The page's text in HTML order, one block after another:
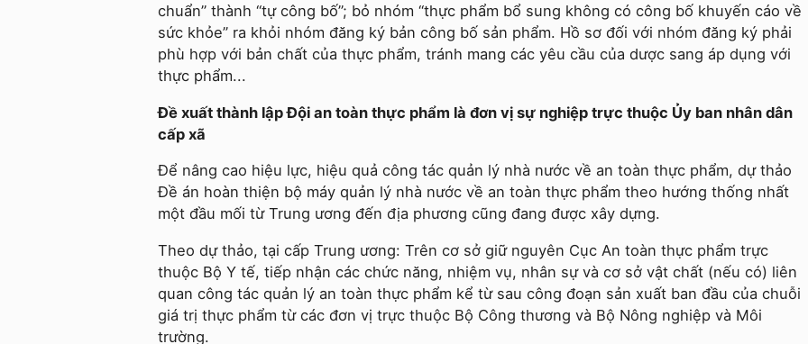
chuẩn” thành “tự công bố”; bỏ nhóm “thực phẩm bổ sung không có công bố khuyến cáo về
sức khỏe” ra khỏi nhóm đăng ký bản công bố sản phẩm. Hồ sơ đối với nhóm đăng ký phải
phù hợp với bản chất của thực phẩm, tránh mang các yêu cầu của dược sang áp dụng với
thực phẩm...
Đề xuất thành lập Đội an toàn thực phẩm là đơn vị sự nghiệp trực thuộc Ủy ban nhân dân
cấp xã
Để nâng cao hiệu lực, hiệu quả công tác quản lý nhà nước về an toàn thực phẩm, dự thảo
Đề án hoàn thiện bộ máy quản lý nhà nước về an toàn thực phẩm theo hướng thống nhất
một đầu mối từ Trung ương đến địa phương cũng đang được xây dựng.
Theo dự thảo, tại cấp Trung ương: Trên cơ sở giữ nguyên Cục An toàn thực phẩm trực
thuộc Bộ Y tế, tiếp nhận các chức năng, nhiệm vụ, nhân sự và cơ sở vật chất (nếu có) liên
quan công tác quản lý an toàn thực phẩm kể từ sau công đoạn sản xuất ban đầu của chuỗi
giá trị thực phẩm từ các đơn vị trực thuộc Bộ Công thương và Bộ Nông nghiệp và Môi
trường.